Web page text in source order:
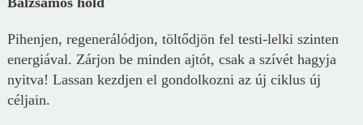
Pihenjen, regenerálódjon, töltődjön fel testi-lelki szinten
energiával. Zárjon be minden ajtót, csak a szívét hagyja
nyitva! Lassan kezdjen el gondolkozni az új ciklus új
céljain.